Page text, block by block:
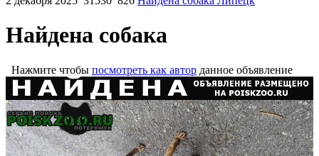
Найдена собака
Нажмите чтобы посмотреть как автор данное объявление